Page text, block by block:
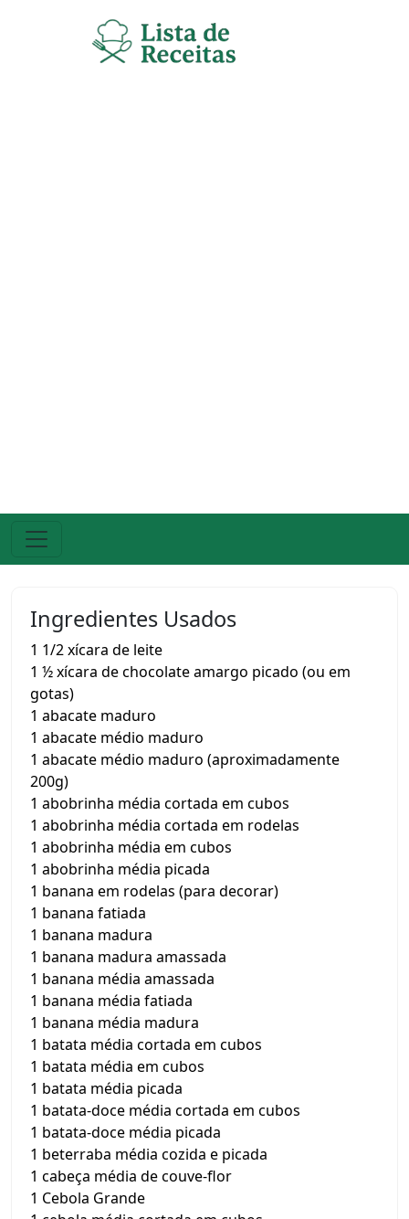
Ingredientes Usados
1 1/2 xícara de leite
1 ½ xícara de chocolate amargo picado (ou em
gotas)
1 abacate maduro
1 abacate médio maduro
1 abacate médio maduro (aproximadamente
200g)
1 abobrinha média cortada em cubos
1 abobrinha média cortada em rodelas
1 abobrinha média em cubos
1 abobrinha média picada
1 banana em rodelas (para decorar)
1 banana fatiada
1 banana madura
1 banana madura amassada
1 banana média amassada
1 banana média fatiada
1 banana média madura
1 batata média cortada em cubos
1 batata média em cubos
1 batata média picada
1 batata-doce média cortada em cubos
1 batata-doce média picada
1 beterraba média cozida e picada
1 cabeça média de couve-flor
1 Cebola Grande